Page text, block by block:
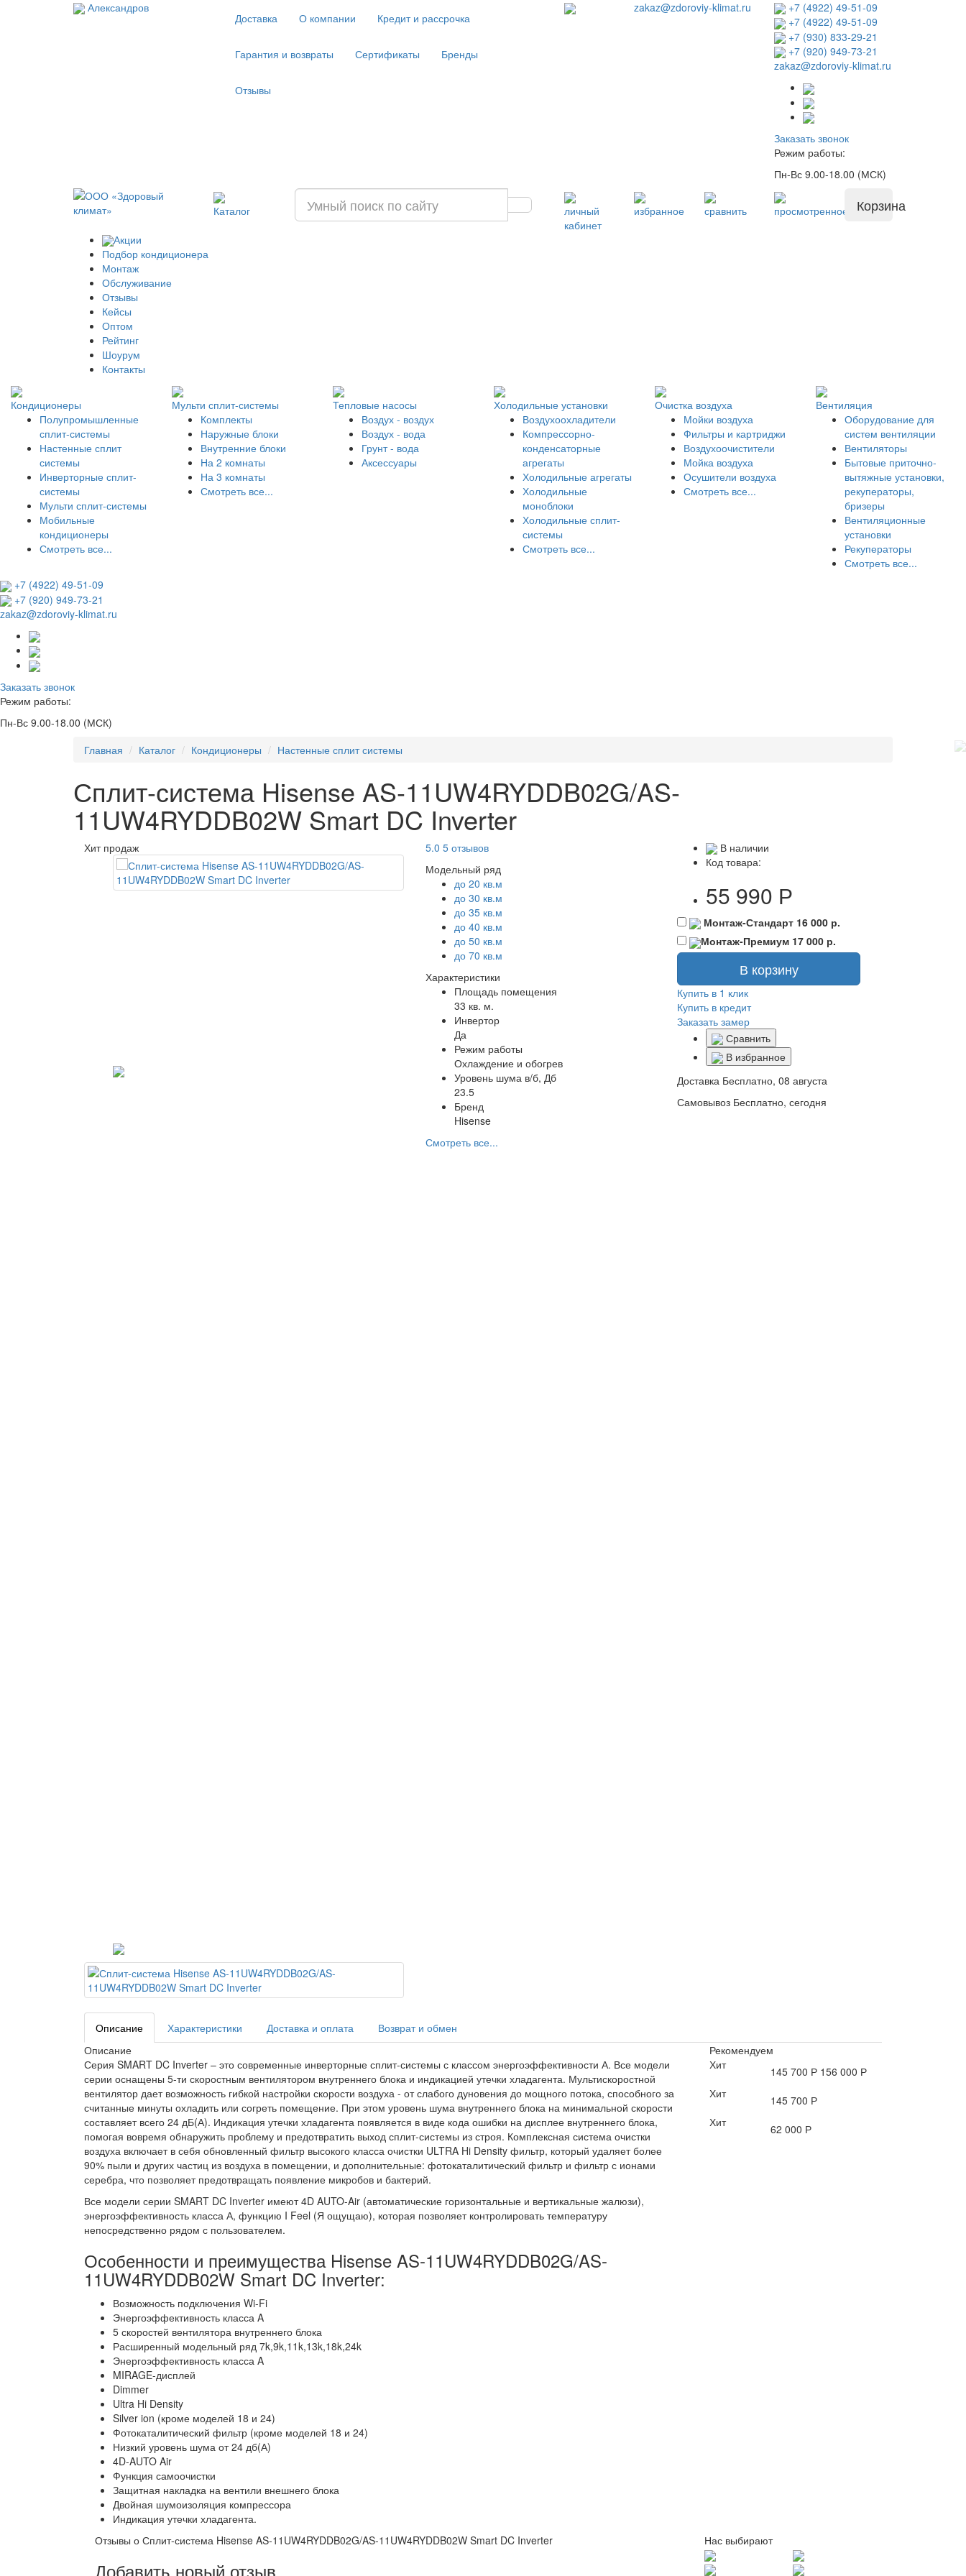
Александров
Доставка О компании Кредит и рассрочка
Гарантия и возвраты Сертификаты Бренды
Отзывы
zakaz@zdoroviy-klimat.ru
+7 (4922) 49-51-09
+7 (4922) 49-51-09
+7 (930) 833-29-21
+7 (920) 949-73-21
zakaz@zdoroviy-klimat.ru
Заказать звонок
Режим работы:
Пн-Вс 9.00-18.00 (МСК)
Каталог
личный
кабинет
избранное сравнить просмотренное Корзина
Акции
Подбор кондиционера
Монтаж
Обслуживание
Отзывы
Кейсы
Оптом
Рейтинг
Шоурум
Контакты
Кондиционеры
Полупромышленные
сплит-системы
Настенные сплит
системы
Инверторные сплит-
системы
Мульти сплит-системы
Мобильные
кондиционеры
Смотреть все...
Мульти сплит-системы
Комплекты
Наружные блоки
Внутренние блоки
На 2 комнаты
На 3 комнаты
Смотреть все...
Тепловые насосы
Воздух - воздух
Воздух - вода
Грунт - вода
Аксессуары
Холодильные установки
Воздухоохладители
Компрессорно-
конденсаторные
агрегаты
Холодильные агрегаты
Холодильные
моноблоки
Холодильные сплит-
системы
Смотреть все...
Очистка воздуха
Мойки воздуха
Фильтры и картриджи
Воздухоочистители
Мойка воздуха
Осушители воздуха
Смотреть все...
Вентиляция
Оборудование для
систем вентиляции
Вентиляторы
Бытовые приточно-
вытяжные установки,
рекуператоры,
бризеры
Вентиляционные
установки
Рекуператоры
Смотреть все...
+7 (4922) 49-51-09
+7 (920) 949-73-21
zakaz@zdoroviy-klimat.ru
Заказать звонок
Режим работы:
Пн-Вс 9.00-18.00 (МСК)
Главная
Каталог Кондиционеры Настенные сплит системы
Сплит-система Hisense AS-11UW4RYDDB02G/AS-
11UW4RYDDB02W Smart DC Inverter
Хит продаж 5.0 5 отзывов
Модельный ряд
до 20 кв.м
до 30 кв.м
до 35 кв.м
до 40 кв.м
до 50 кв.м
до 70 кв.м
Характеристики
Площадь помещения
33 кв. м.
Инвертор
Да
Режим работы
Охлаждение и обогрев
Уровень шума в/б, Дб
23.5
Бренд
Hisense
Смотреть все...
В наличии
Код товара:
55 990 Р
Монтаж-Стандарт 16 000 р.
Монтаж-Премиум 17 000 р.
В корзину
Купить в 1 клик
Купить в кредит
Заказать замер
Сравнить
В избранное
Доставка Бесплатно, 08 августа
Самовывоз Бесплатно, сегодня
Описание Характеристики Доставка и оплата
Возврат и обмен
Описание
Серия SMART DC Inverter – это современные инверторные сплит-системы с классом энергоэффективности А. Все модели
серии оснащены 5-ти скоростным вентилятором внутреннего блока и индикацией утечки хладагента. Мультискоростной
вентилятор дает возможность гибкой настройки скорости воздуха - от слабого дуновения до мощного потока, способного за
считанные минуты охладить или согреть помещение. При этом уровень шума внутреннего блока на минимальной скорости
составляет всего 24 дБ(А). Индикация утечки хладагента появляется в виде кода ошибки на дисплее внутреннего блока,
помогая вовремя обнаружить проблему и предотвратить выход сплит-системы из строя. Комплексная система очистки
воздуха включает в себя обновленный фильтр высокого класса очистки ULTRA Hi Density фильтр, который удаляет более
90% пыли и других частиц из воздуха в помещении, и дополнительные: фотокаталитический фильтр и фильтр с ионами
серебра, что позволяет предотвращать появление микробов и бактерий.
Все модели серии SMART DC Inverter имеют 4D AUTO-Air (автоматические горизонтальные и вертикальные жалюзи),
энергоэффективность класса А, функцию I Feel (Я ощущаю), которая позволяет контролировать температуру
непосредственно рядом с пользователем.
Особенности и преимущества Hisense AS-11UW4RYDDB02G/AS-
11UW4RYDDB02W Smart DC Inverter:
Возможность подключения Wi-Fi
Энергоэффективность класса A
5 скоростей вентилятора внутреннего блока
Расширенный модельный ряд 7k,9k,11k,13k,18k,24k
Энергоэффективность класса A
MIRAGE-дисплей
Dimmer
Ultra Hi Density
Silver ion (кроме моделей 18 и 24)
Фотокаталитический фильтр (кроме моделей 18 и 24)
Низкий уровень шума от 24 дб(А)
4D-AUTO Air
Функция самоочистки
Защитная накладка на вентили внешнего блока
Двойная шумоизоляция компрессора
Индикация утечки хладагента.
Рекомендуем
Хит
145 700 Р 156 000 Р
Хит
145 700 Р
Хит
62 000 Р
Отзывы о Сплит-система Hisense AS-11UW4RYDDB02G/AS-11UW4RYDDB02W Smart DC Inverter
Добавить новый отзыв
Нас выбирают